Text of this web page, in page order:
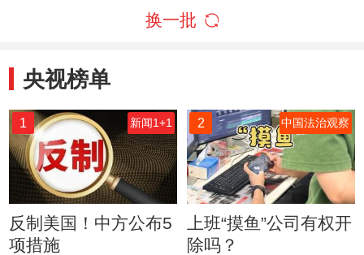
换一批
央视榜单
1 新闻1+1
反制美国！中方公布5
项措施
2 中国法治观察
上班“摸鱼”公司有权开
除吗？